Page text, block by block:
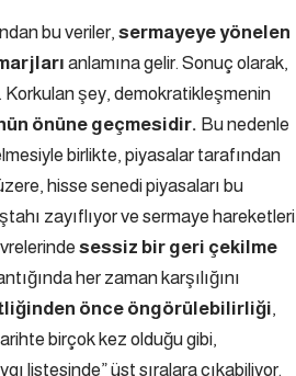
bu veriler, sermayeye yönelen
anlamına gelir. Sonuç olarak,
Korkulan şey, demokratikleşmenin
önüne geçmesidir. Bu nedenle
birlikte, piyasalar tarafından
hisse senedi piyasaları bu
zayıflıyor ve sermaye hareketleri
sessiz bir geri çekilme
her zaman karşılığını
önce öngörülebilirliği,
birçok kez olduğu gibi,
listesinde” üst sıralara çıkabiliyor.